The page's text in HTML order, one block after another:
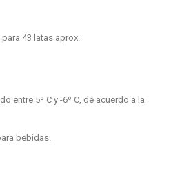
43 latas aprox.
entre 5º C y -6º C, de acuerdo a la
bebidas.